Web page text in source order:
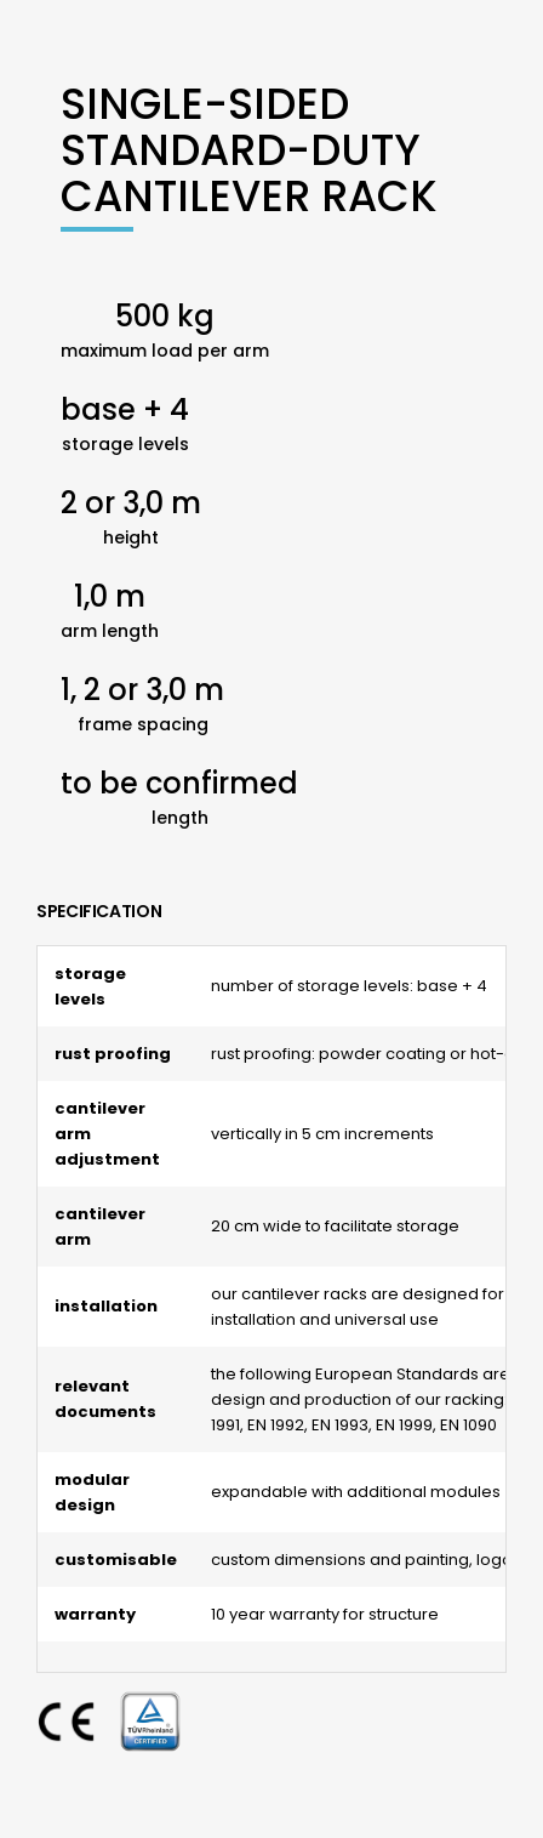
SINGLE-SIDED
STANDARD-DUTY
CANTILEVER RACK
500 kg
maximum load per arm
base + 4
storage levels
2 or 3,0 m
height
1,0 m
arm length
1, 2 or 3,0 m
frame spacing
to be confirmed
length
SPECIFICATION
storage
levels
number of storage levels: base + 4
rust proofing rust proofing: powder coating or hot-dip
cantilever
arm
adjustment
vertically in 5 cm increments
cantilever
arm
20 cm wide to facilitate storage
installation
our cantilever racks are designed for
installation and universal use
relevant
documents
the following European Standards are
design and production of our racking: EN
1991, EN 1992, EN 1993, EN 1999, EN 1090
modular
design
expandable with additional modules
customisable custom dimensions and painting, logo
warranty 10 year warranty for structure